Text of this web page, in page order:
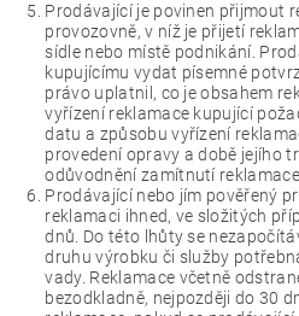
Prodávající je povinen přijmout
provozovně, v níž je přijetí
sídle nebo místě podnikání.
kupujícímu vydat písemné
právo uplatnil, co je obsahem
vyřízení reklamace kupující
datu a způsobu vyřízení
provedení opravy a době jejího
odůvodnění zamítnutí reklamace.
Prodávající nebo jím pověřený
reklamaci ihned, ve složitých
dnů. Do této lhůty se
druhu výrobku či služby
vady. Reklamace včetně
bezodkladně, nejpozději do 30